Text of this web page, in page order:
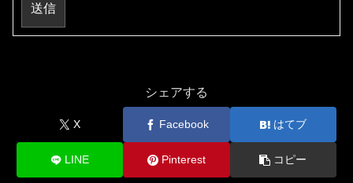
送信
シェアする
X Facebook はてブ
LINE Pinterest コピー